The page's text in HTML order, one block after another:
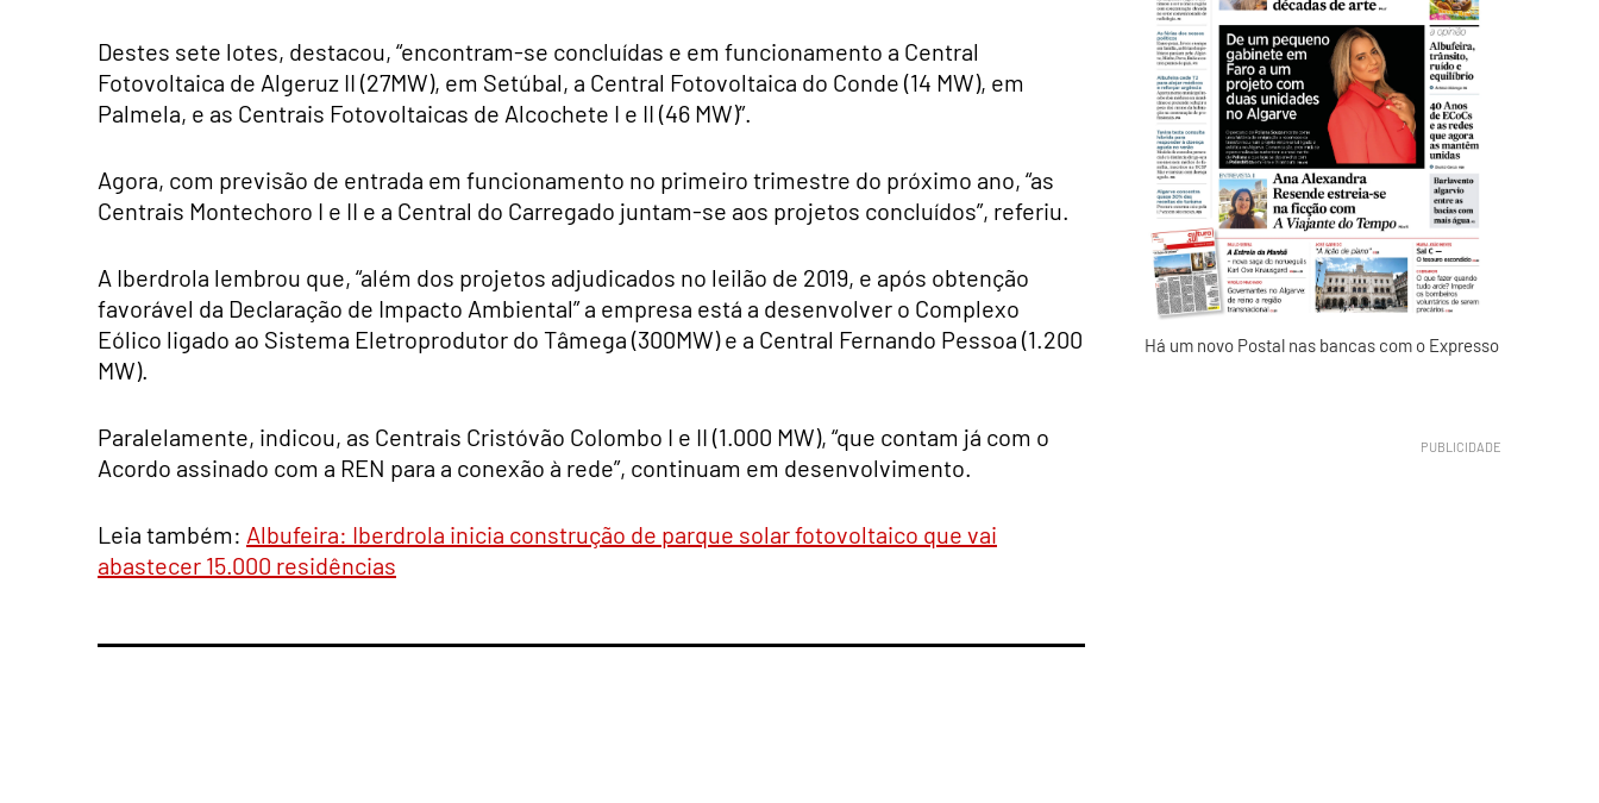
Destes sete lotes, destacou, “encontram-se concluídas e em funcionamento a Central
Fotovoltaica de Algeruz II (27MW), em Setúbal, a Central Fotovoltaica do Conde (14 MW), em
Palmela, e as Centrais Fotovoltaicas de Alcochete I e II (46 MW)”.
Agora, com previsão de entrada em funcionamento no primeiro trimestre do próximo ano, “as
Centrais Montechoro I e II e a Central do Carregado juntam-se aos projetos concluídos”, referiu.
A Iberdrola lembrou que, “além dos projetos adjudicados no leilão de 2019, e após obtenção
favorável da Declaração de Impacto Ambiental” a empresa está a desenvolver o Complexo
Eólico ligado ao Sistema Eletroprodutor do Tâmega (300MW) e a Central Fernando Pessoa (1.200
MW).
Paralelamente, indicou, as Centrais Cristóvão Colombo I e II (1.000 MW), “que contam já com o
Acordo assinado com a REN para a conexão à rede”, continuam em desenvolvimento.
Leia também: Albufeira: Iberdrola inicia construção de parque solar fotovoltaico que vai
abastecer 15.000 residências
Há um novo Postal nas bancas com o Expresso